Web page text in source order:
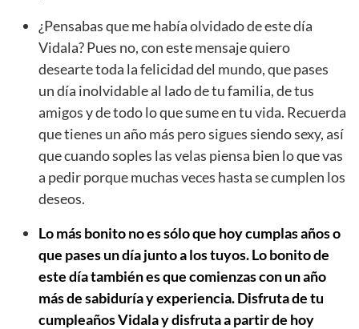
¿Pensabas que me había olvidado de este día
Vidala? Pues no, con este mensaje quiero
desearte toda la felicidad del mundo, que pases
un día inolvidable al lado de tu familia, de tus
amigos y de todo lo que sume en tu vida. Recuerda
que tienes un año más pero sigues siendo sexy, así
que cuando soples las velas piensa bien lo que vas
a pedir porque muchas veces hasta se cumplen los
deseos.
Lo más bonito no es sólo que hoy cumplas años o
que pases un día junto a los tuyos. Lo bonito de
este día también es que comienzas con un año
más de sabiduría y experiencia. Disfruta de tu
cumpleaños Vidala y disfruta a partir de hoy